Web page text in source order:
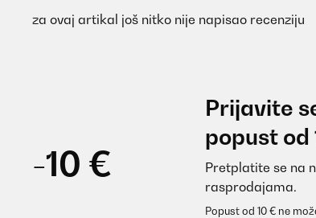
za ovaj artikal još nitko nije napisao recenziju
-10 €
Prijavite
popust od
Pretplatite se na
rasprodajama.
Popust od 10 € ne